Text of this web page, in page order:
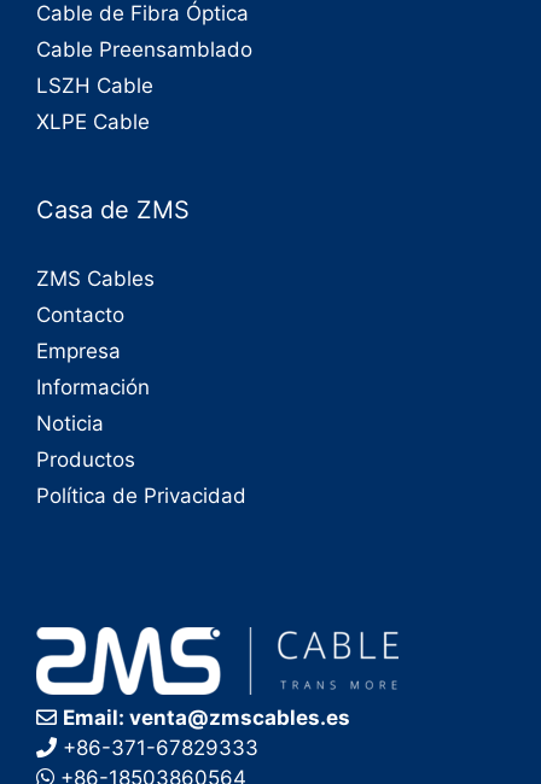
Cable de Fibra Óptica
Cable Preensamblado
LSZH Cable
XLPE Cable
Casa de ZMS
ZMS Cables
Contacto
Empresa
Información
Noticia
Productos
Política de Privacidad
Email: venta@zmscables.es
+86-371-67829333
+86-18503860564